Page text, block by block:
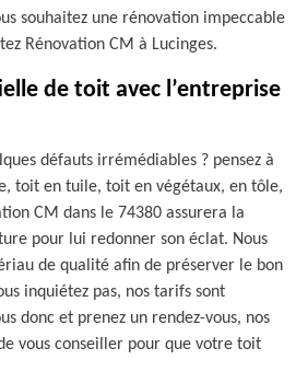
souhaitez une rénovation impeccable
Rénovation CM à Lucinges.
de toit avec l’entreprise
défauts irrémédiables ? pensez à
toit en tuile, toit en végétaux, en tôle,
CM dans le 74380 assurera la
pour lui redonner son éclat. Nous
de qualité afin de préserver le bon
inquiétez pas, nos tarifs sont
donc et prenez un rendez-vous, nos
vous conseiller pour que votre toit